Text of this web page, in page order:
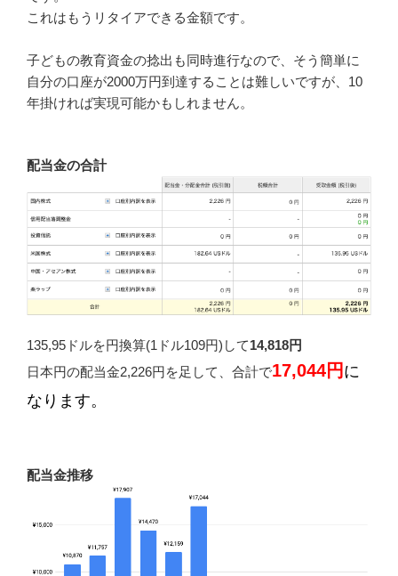
これはもうリタイアできる金額です。
子どもの教育資金の捻出も同時進行なので、そう簡単に
自分の口座が2000万円到達することは難しいですが、10
年掛ければ実現可能かもしれません。
配当金の合計
135,95ドルを円換算(1ドル109円)して14,818円
日本円の配当金2,226円を足して、合計で17,044円 に
なります。
配当金推移